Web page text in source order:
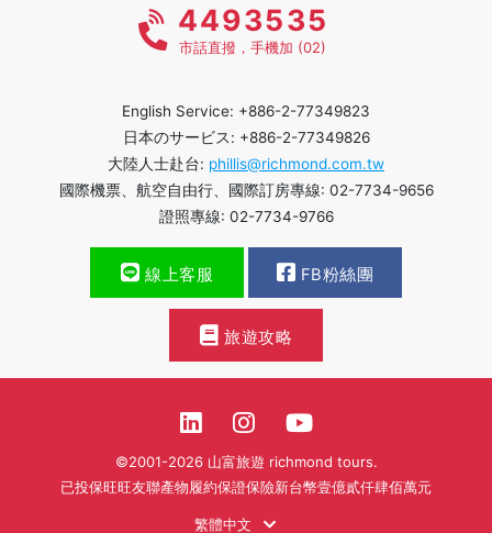
4493535
市話直撥，手機加 (02)
English Service: +886-2-77349823
日本のサービス: +886-2-77349826
大陸人士赴台: phillis@richmond.com.tw
國際機票、航空自由行、國際訂房專線: 02-7734-9656
證照專線: 02-7734-9766
線上客服 FB粉絲團
旅遊攻略
©2001-2026 山富旅遊 richmond tours.
已投保旺旺友聯產物履約保證保險新台幣壹億貳仟肆佰萬元
繁體中文